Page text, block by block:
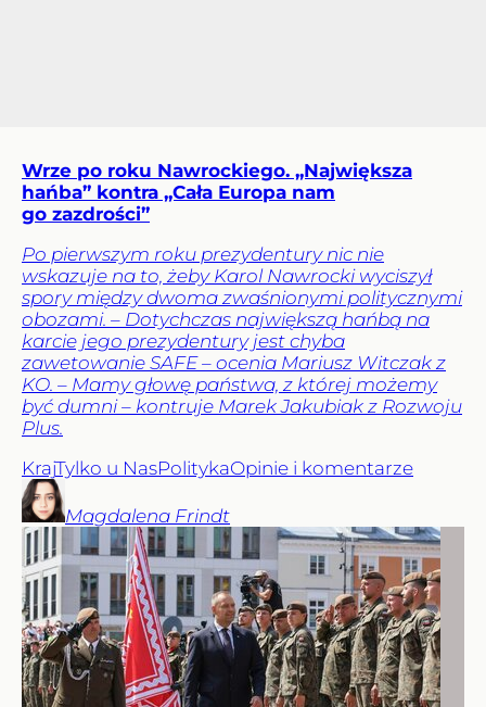
Wrze po roku Nawrockiego. „Największa
hańba” kontra „Cała Europa nam
go zazdrości”
Po pierwszym roku prezydentury nic nie
wskazuje na to, żeby Karol Nawrocki wyciszył
spory między dwoma zwaśnionymi politycznymi
obozami. – Dotychczas największą hańbą na
karcie jego prezydentury jest chyba
zawetowanie SAFE – ocenia Mariusz Witczak z
KO. – Mamy głowę państwa, z której możemy
być dumni – kontruje Marek Jakubiak z Rozwoju
Plus.
KrajTylko u NasPolitykaOpinie i komentarze
Magdalena Frindt